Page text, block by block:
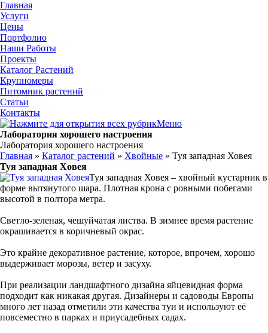
Главная
Услуги
Цены
Портфолио
Наши Работы
Проекты
Каталог Растений
Крупномеры
Питомник растений
Статьи
Контакты
Меню
Лаборатория хорошего настроения
Лаборатория хорошего настроения
Главная » Каталог растений » Хвойные » Туя западная Ховея
Туя западная Ховея
Туя западная Ховея – хвойный кустарник в
форме вытянутого шара. Плотная крона с ровными побегами
высотой в полтора метра.
Светло-зеленая, чешуйчатая листва. В зимнее время растение
окрашивается в коричневый окрас.
Это крайне декоративное растение, которое, впрочем, хорошо
выдерживает морозы, ветер и засуху.
При реализации ландшафтного дизайна яйцевидная форма
подходит как никакая другая. Дизайнеры и садоводы Европы
много лет назад отметили эти качества туи и используют её
повсеместно в парках и приусадебных садах.